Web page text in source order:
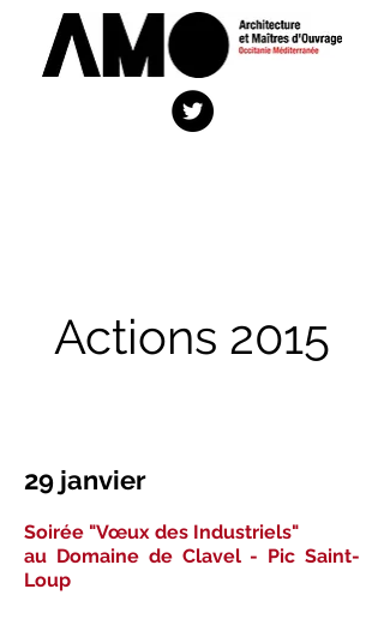
Actions 2015
29 janvier
Soirée "Vœux des Industriels"
au Domaine de Clavel - Pic Saint-
Loup